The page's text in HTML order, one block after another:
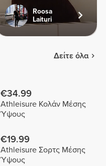
Roosa
Laituri
Δείτε όλα
€34.99
Athleisure Κολάν Μέσης
Ύψους
€19.99
Athleisure Σορτς Μέσης
Ύψους